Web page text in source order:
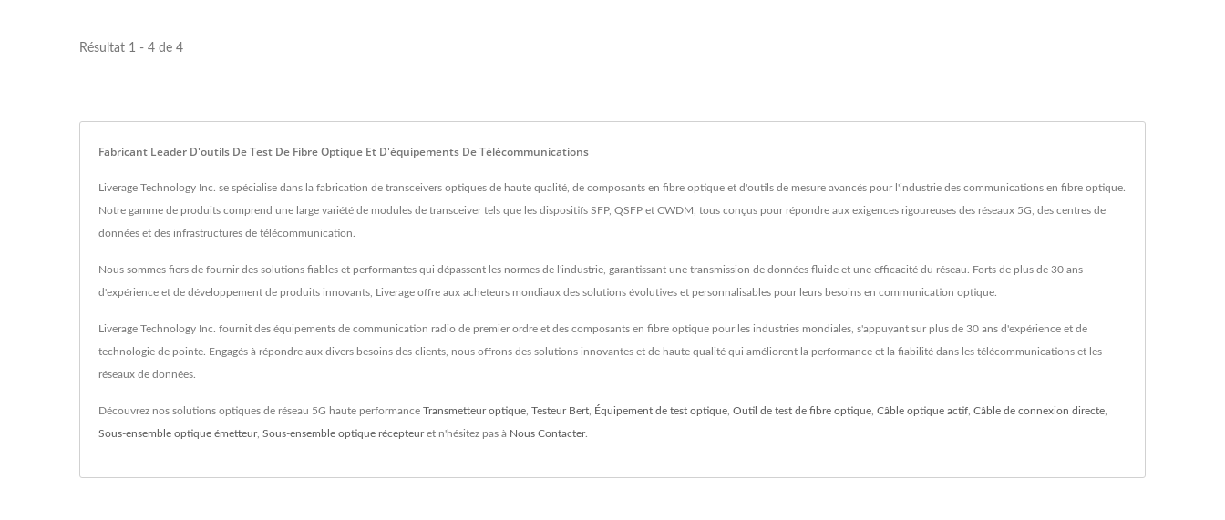
Résultat 1 - 4 de 4
Fabricant Leader D'outils De Test De Fibre Optique Et D'équipements De Télécommunications
Liverage Technology Inc. se spécialise dans la fabrication de transceivers optiques de haute qualité, de composants en fibre optique et d'outils de mesure avancés pour l'industrie des communications en fibre optique.
Notre gamme de produits comprend une large variété de modules de transceiver tels que les dispositifs SFP, QSFP et CWDM, tous conçus pour répondre aux exigences rigoureuses des réseaux 5G, des centres de
données et des infrastructures de télécommunication.
Nous sommes fiers de fournir des solutions fiables et performantes qui dépassent les normes de l'industrie, garantissant une transmission de données fluide et une efficacité du réseau. Forts de plus de 30 ans
d'expérience et de développement de produits innovants, Liverage offre aux acheteurs mondiaux des solutions évolutives et personnalisables pour leurs besoins en communication optique.
Liverage Technology Inc. fournit des équipements de communication radio de premier ordre et des composants en fibre optique pour les industries mondiales, s'appuyant sur plus de 30 ans d'expérience et de
technologie de pointe. Engagés à répondre aux divers besoins des clients, nous offrons des solutions innovantes et de haute qualité qui améliorent la performance et la fiabilité dans les télécommunications et les
réseaux de données.
Découvrez nos solutions optiques de réseau 5G haute performance Transmetteur optique Testeur Bert Équipement de test optique Outil de test de fibre optique Câble optique actif Câble de connexion directe
Sous-ensemble optique émetteur, Sous-ensemble optique récepteuret n'hésitez pas à Nous Contacter.